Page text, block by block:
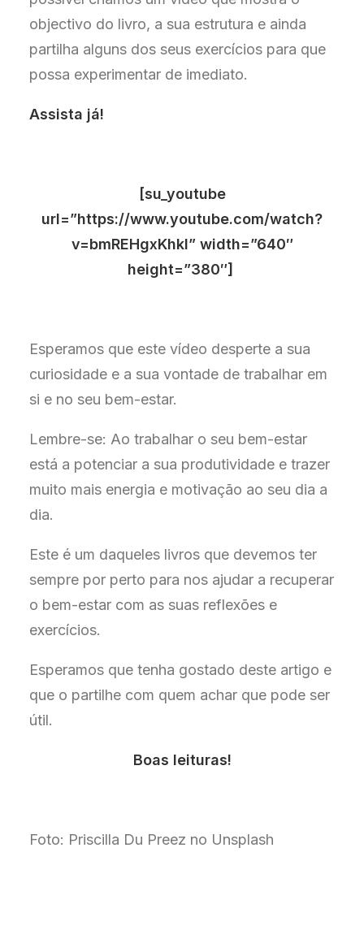
objectivo do livro, a sua estrutura e ainda
partilha alguns dos seus exercícios para que
possa experimentar de imediato.
Assista já!
[su_youtube
url=”https://www.youtube.com/watch?
v=bmREHgxKhkI” width=”640″
height=”380″]
Esperamos que este vídeo desperte a sua
curiosidade e a sua vontade de trabalhar em
si e no seu bem-estar.
Lembre-se: Ao trabalhar o seu bem-estar
está a potenciar a sua produtividade e trazer
muito mais energia e motivação ao seu dia a
dia.
Este é um daqueles livros que devemos ter
sempre por perto para nos ajudar a recuperar
o bem-estar com as suas reflexões e
exercícios.
Esperamos que tenha gostado deste artigo e
que o partilhe com quem achar que pode ser
útil.
Boas leituras!
Foto: Priscilla Du Preez no Unsplash